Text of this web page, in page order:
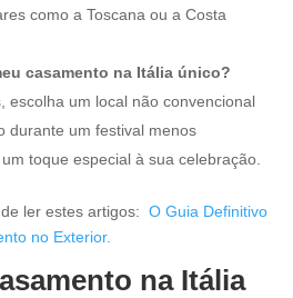
como a Toscana ou a Costa
casamento na Itália único?
escolha um local não convencional
durante um festival menos
toque especial à sua celebração.
de ler estes artigos:O Guia Definitivo
no Exterior.
na Itália